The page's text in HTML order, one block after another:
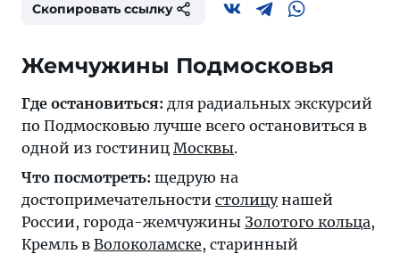
Скопировать ссылку
Жемчужины Подмосковья
Где остановиться: для радиальных экскурсий
по Подмосковью лучше всего остановиться в
одной из гостиниц Москвы.
Что посмотреть: щедрую на
достопримечательности столицунашей
России, города-жемчужины Золотого кольца,
Кремль в Волоколамске, старинный